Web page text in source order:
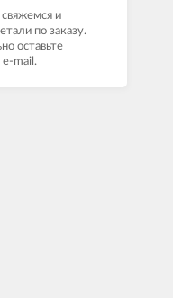
и
по заказу.
оставьте
mail.